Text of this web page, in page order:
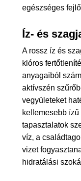
egészséges
Íz- és
A rossz íz és
klóros
anyagaiból
aktívszén
vegyületeket
kellemesebb
tapasztalatok
víz, a
vizet
hidratálási